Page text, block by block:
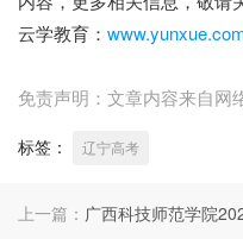
云学教育：
免责声明：文章内容来自网
标签： 辽宁高考
上一篇： 广西科技师范学院